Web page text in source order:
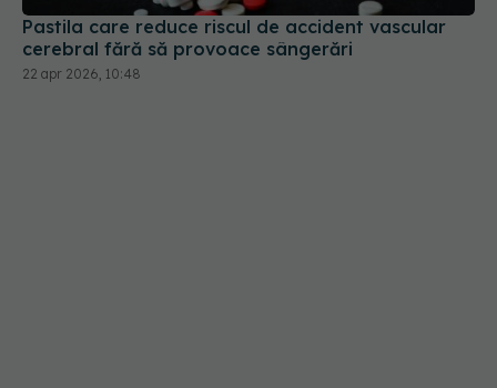
Pastila care reduce riscul de accident vascular
cerebral fără să provoace sângerări
22 apr 2026, 10:48